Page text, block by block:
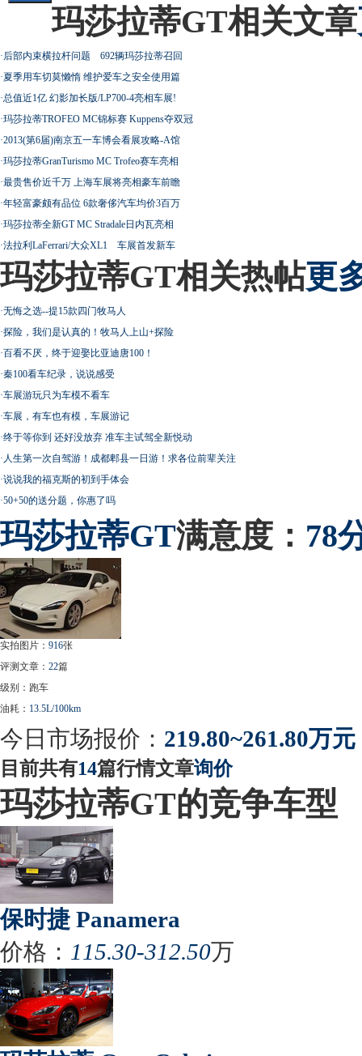
玛莎拉蒂GT相关文章
· 后部内束横拉杆问题 692辆玛莎拉蒂召回
·夏季用车切莫懒惰 维护爱车之安全使用篇
·总值近1亿 幻影加长版/LP700-4亮相车展!
·玛莎拉蒂TROFEO MC锦标赛 Kuppens夺双冠
·2013(第6届)南京五一车博会看展攻略-A馆
·玛莎拉蒂GranTurismo MC Trofeo赛车亮相
·最贵售价近千万 上海车展将亮相豪车前瞻
·年轻富豪颇有品位 6款奢侈汽车均价3百万
·玛莎拉蒂全新GT MC Stradale日内瓦亮相
·法拉利LaFerrari/大众XL1 车展首发新车
玛莎拉蒂GT相关热帖更
·无悔之选--提15款四门牧马人
·探险，我们是认真的！牧马人上山+探险
·百看不厌，终于迎娶比亚迪唐100！
·秦100看车纪录，说说感受
·车展游玩只为车模不看车
·车展，有车也有模，车展游记
·终于等你到 还好没放弃 准车主试驾全新悦动
· 人生第一次自驾游！成都郫县一日游！求各位前辈关注
·说说我的福克斯的初到手体会
·50+50的送分题，你惠了吗
玛莎拉蒂GT满意度： 78
实拍图片： 916张
评测文章： 22篇
级别：跑车
油耗： 13.5L/100km
今日市场报价： 219.80~261.80万元
目前共有14篇行情文章询价
玛莎拉蒂GT的竞争车型
保时捷 Panamera
价格： 115.30-312.50万